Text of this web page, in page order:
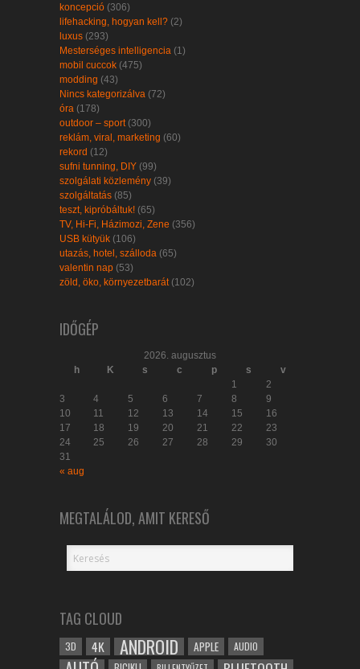
koncepció (306)
lifehacking, hogyan kell? (2)
luxus (293)
Mesterséges intelligencia (1)
mobil cuccok (475)
modding (43)
Nincs kategorizálva (72)
óra (178)
outdoor – sport(300)
reklám, viral, marketing (60)
rekord (12)
sufni tunning, DIY (99)
szolgálati közlemény (39)
szolgáltatás (85)
teszt, kipróbáltuk! (65)
TV, Hi-Fi, Házimozi, Zene (356)
USB kütyük (106)
utazás, hotel, szálloda (65)
valentin nap (53)
zöld, öko, környezetbarát(102)
IDŐGÉP
2026. augusztus
h
K s c p s
v
1
2
3
4 5 6 7 8
9
10
11 12 13 14 15
16
17
18 19 20 21 22
23
24
25 26 27 28 29
30
31
« aug
MEGTALÁLOD, AMIT KERESŐ
TAG CLOUD
3D 4K ANDROID APPLE AUDIO